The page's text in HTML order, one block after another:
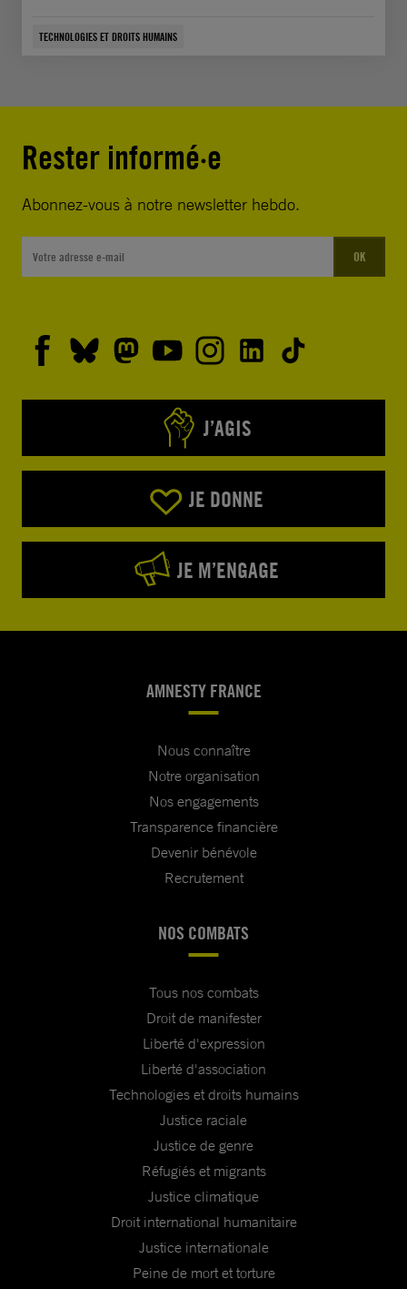
TECHNOLOGIES ET DROITS HUMAINS
Rester informé·e
Abonnez-vous à notre newsletter hebdo.
OK
J’AGIS
JE DONNE
JE M’ENGAGE
AMNESTY FRANCE
Nous connaître
Notre organisation
Nos engagements
Transparence financière
Devenir bénévole
Recrutement
NOS COMBATS
Tous nos combats
Droit de manifester
Liberté d'expression
Liberté d'association
Technologies et droits humains
Justice raciale
Justice de genre
Réfugiés et migrants
Justice climatique
Droit international humanitaire
Justice internationale
Peine de mort et torture